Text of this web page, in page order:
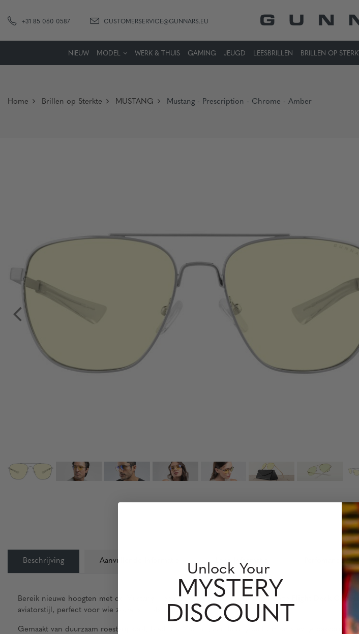
+31 85 060 0587 CUSTOMERSERVICE@GUNNARS.EU
NIEUW MODEL WERK & THUIS GAMING JEUGD LEESBRILLEN BRILLEN OP
Home Brillen op Sterkte MUSTANG Mustang - Prescription - Chrome - Amber
Beschrijving Aanvullende Informatie Lens Informatie Perfomance
Bereik nieuwe hoogten met de Mustang – een opvallende toevoeging aan onze Flight Deck
aviatorstijl, perfect voor wie zowel stijl als functionaliteit zoekt.
Gemaakt van duurzaam roestvrij staal, biedt de Mustang een lichtgewicht maar stevige
Unlock Your
MYSTERY
DISCOUNT